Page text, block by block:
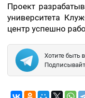
Проект
университета
центр успешно
Хотите быть